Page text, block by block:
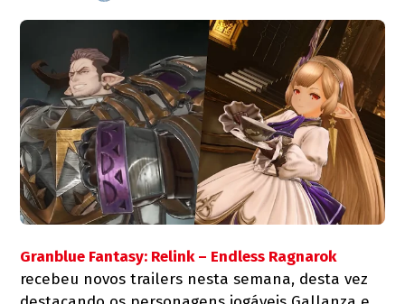
Granblue Fantasy: Relink – Endless Ragnarok
recebeu novos trailers nesta semana, desta vez